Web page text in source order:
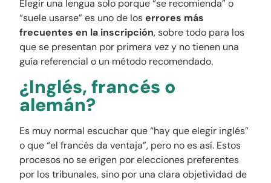
Elegir una lengua solo porque “se recomienda” o
“suele usarse” es uno de loserrores más
frecuentes en la inscripción, sobre todo para los
que se presentan por primera vez y no tienen una
guía referencial o un método recomendado.
¿Inglés, francés o
alemán?
Es muy normal escuchar que “hay que elegir inglés”
o que “el francés da ventaja”, pero no es así. Estos
procesos no se erigen por elecciones preferentes
por los tribunales, sino por una clara objetividad de